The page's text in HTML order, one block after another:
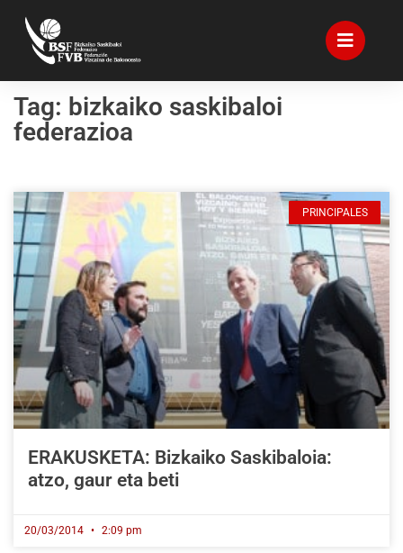
Tag: bizkaiko saskibaloi
federazioa
PRINCIPALES
ERAKUSKETA: Bizkaiko Saskibaloia:
atzo, gaur eta beti
20/03/2014 2:09 pm